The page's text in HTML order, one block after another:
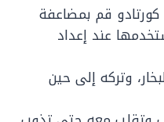
قم بمضاعفة
عند إعداد
وتركه إلى حين